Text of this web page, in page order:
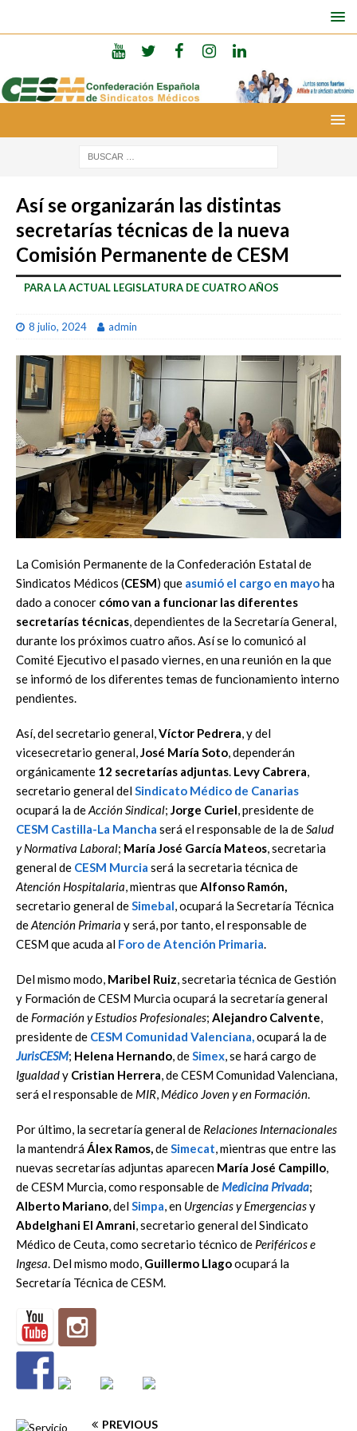
Así se organizarán las distintas
secretarías técnicas de la nueva
Comisión Permanente de CESM
PARA LA ACTUAL LEGISLATURA DE CUATRO AÑOS
8 julio, 2024 admin
La Comisión Permanente de la Confederación Estatal de
Sindicatos Médicos (CESM) que asumió el cargo en mayoha
dado a conocer cómo van a funcionar las diferentes
secretarías técnicas, dependientes de la Secretaría General,
durante los próximos cuatro años. Así se lo comunicó al
Comité Ejecutivo el pasado viernes, en una reunión en la que
se informó de los diferentes temas de funcionamiento interno
pendientes.
Así, del secretario general,Víctor Pedrera, y del
vicesecretario general,José María Soto, dependerán
orgánicamente 12 secretarías adjuntas. Levy Cabrera,
secretario general delSindicato Médico de Canarias
ocupará la deAcción Sindical; Jorge Curiel, presidente de
CESM Castilla-La Mancha será el responsable de la deSalud
y Normativa Laboral; María José García Mateos, secretaria
general de CESM Murcia será la secretaria técnica de
Atención Hospitalaria, mientras queAlfonso Ramón,
secretario general deSimebal, ocupará la Secretaría Técnica
deAtención Primaria y será, por tanto, el responsable de
CESM que acuda al Foro de Atención Primaria.
Del mismo modo, Maribel Ruiz, secretaria técnica de Gestión
y Formación de CESM Murcia ocupará la secretaría general
de Formación y Estudios Profesionales; Alejandro Calvente,
presidente de CESM Comunidad Valenciana,ocupará la de
JurisCESM; Helena Hernando, deSimex, se hará cargo de
Igualdady Cristian Herrera, de CESM Comunidad Valenciana,
será el responsable de MIR, Médico Joven y en Formación.
Por último, la secretaría general de Relaciones Internacionales
la mantendráÁlex Ramos,deSimecat, mientras que entre las
nuevas secretarías adjuntas aparecen María José Campillo,
de CESM Murcia, como responsable deMedicina Privada;
Alberto Mariano, delSimpa, en Urgencias y Emergenciasy
Abdelghani El Amrani, secretario general del Sindicato
Médico de Ceuta, como secretario técnico de Periféricos e
Ingesa. Del mismo modo, Guillermo Llagoocupará la
Secretaría Técnica de CESM.
PREVIOUS